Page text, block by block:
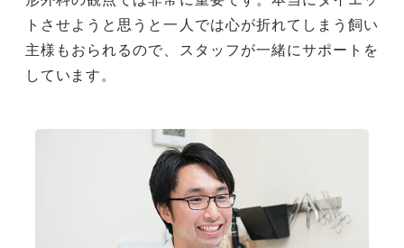
トさせようと思うと一人では心が折れてしまう飼い
主様もおられるので、スタッフが一緒にサポートを
しています。